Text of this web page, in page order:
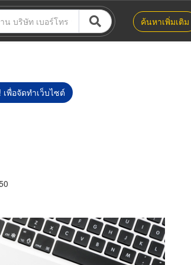
ค้นหาเพิ่มเติม
พื่อจัดทำเว็บไซต์